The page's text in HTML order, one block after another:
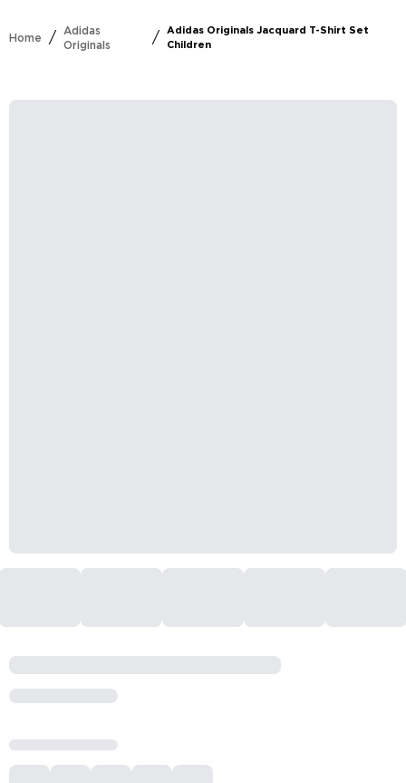
Home /
Adidas
Originals
/
Adidas Originals Jacquard T-Shirt Set
Children